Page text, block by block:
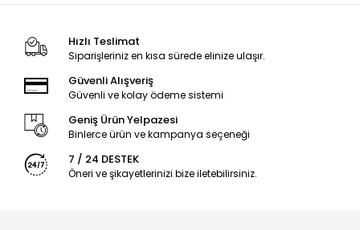
Hızlı Teslimat
Siparişleriniz en kısa sürede elinize ulaşır.
Güvenli Alışveriş
Güvenli ve kolay ödeme sistemi
Geniş Ürün Yelpazesi
Binlerce ürün ve kampanya seçeneği
7 / 24 DESTEK
Öneri ve şikayetlerinizi bize iletebilirsiniz.